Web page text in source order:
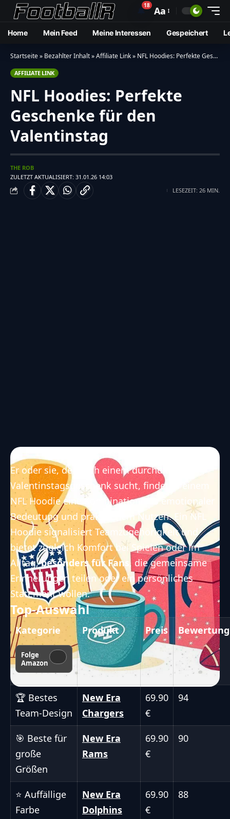
🔔18 Aa
Home Mein Feed Meine Interessen Gespeichert
Startseite» Bezahlter Inhalt»Affiliate Link» NFL Hoodies: Perfekte Geschenke für den Valentinstag
AFFILIATE LINK
NFL Hoodies: Perfekte
Geschenke für den
Valentinstag
ZULETZT AKTUALISIERT: 31.01.26 14:03
THE ROB
LESEZEIT: 26 MIN.
Er oder sie, der nach einem durchdachten
Valentinstagsgeschenk sucht, findet in einem
NFL Hoodie eine Kombination aus emotionaler
Bedeutung und praktischem Nutzen. Ein NFL
Hoodie signalisiert Teamzugehörigkeit und
bietet zugleich Komfort bei Spielen oder im
Alltag,besonders für Fans, die gemeinsame
Erinnerungen teilen oder ein persönliches
Statement wollen.
Top-Auswahl
Kategorie
Folge
Amazon
Produkt Preis Bewertung
🏆 Bestes
Team-Design
New Era
Chargers
69.90
€
94
🎯 Beste für
große
Größen
New Era
Rams
69.90
€
90
⭐ Auffällige
Farbe
New Era
Dolphins
69.90
€
88